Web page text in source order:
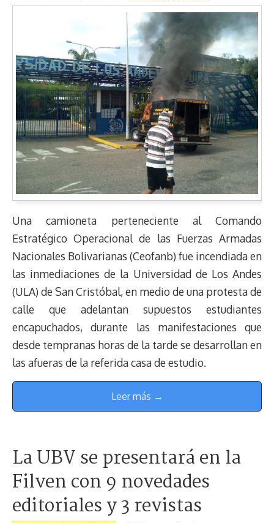
Una camioneta perteneciente al Comando
Estratégico Operacional de las Fuerzas Armadas
Nacionales Bolivarianas (Ceofanb) fue incendiada en
las inmediaciones de la Universidad de Los Andes
(ULA) de San Cristóbal, en medio de una protesta de
calle que adelantan supuestos estudiantes
encapuchados, durante las manifestaciones que
desde tempranas horas de la tarde se desarrollan en
las afueras de la referida casa de estudio.
Leer más →
La UBV se presentará en la
Filven con 9 novedades
editoriales y 3 revistas